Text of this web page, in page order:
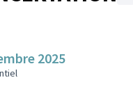
les éléments de
2025